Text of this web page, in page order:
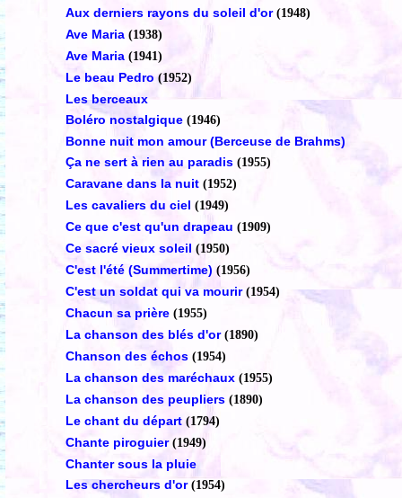
Aux derniers rayons du soleil d'or (1948)
Ave Maria (1938)
Ave Maria (1941)
Le beau Pedro (1952)
Les berceaux
Boléro nostalgique (1946)
Bonne nuit mon amour (Berceuse de Brahms)
Ça ne sert à rien au paradis (1955)
Caravane dans la nuit (1952)
Les cavaliers du ciel (1949)
Ce que c'est qu'un drapeau (1909)
Ce sacré vieux soleil (1950)
C'est l'été (Summertime) (1956)
C'est un soldat qui va mourir (1954)
Chacun sa prière (1955)
La chanson des blés d'or (1890)
Chanson des échos (1954)
La chanson des maréchaux (1955)
La chanson des peupliers (1890)
Le chant du départ (1794)
Chante piroguier (1949)
Chanter sous la pluie
Les chercheurs d'or (1954)